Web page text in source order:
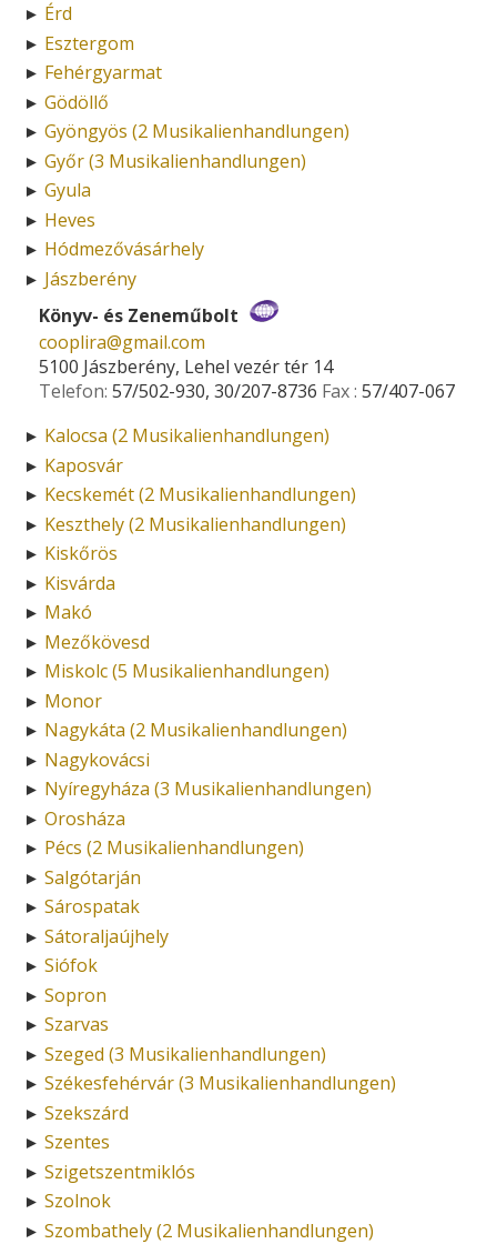
► Érd
► Esztergom
► Fehérgyarmat
► Gödöllő
► Gyöngyös (2 Musikalienhandlungen)
► Győr (3 Musikalienhandlungen)
► Gyula
► Heves
► Hódmezővásárhely
► Jászberény
Könyv- és Zeneműbolt
cooplira­@­gmail.com
5100 Jászberény, Lehel vezér tér 14
Telefon: 57/502-930, 30/207-8736 Fax : 57/407-067
► Kalocsa (2 Musikalienhandlungen)
► Kaposvár
► Kecskemét (2 Musikalienhandlungen)
► Keszthely (2 Musikalienhandlungen)
► Kiskőrös
► Kisvárda
► Makó
► Mezőkövesd
► Miskolc (5 Musikalienhandlungen)
► Monor
► Nagykáta (2 Musikalienhandlungen)
► Nagykovácsi
► Nyíregyháza (3 Musikalienhandlungen)
► Orosháza
► Pécs (2 Musikalienhandlungen)
► Salgótarján
► Sárospatak
► Sátoraljaújhely
► Siófok
► Sopron
► Szarvas
► Szeged (3 Musikalienhandlungen)
► Székesfehérvár (3 Musikalienhandlungen)
► Szekszárd
► Szentes
► Szigetszentmiklós
► Szolnok
► Szombathely (2 Musikalienhandlungen)